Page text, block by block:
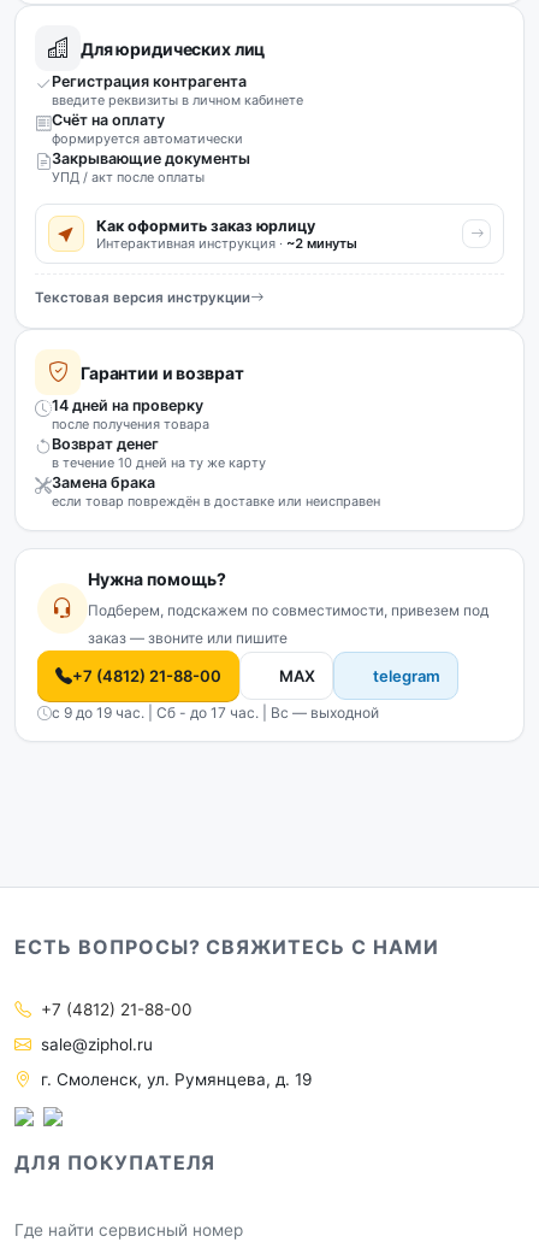
Для юридических лиц
Регистрация контрагента
введите реквизиты в личном кабинете
Счёт на оплату
формируется автоматически
Закрывающие документы
УПД / акт после оплаты
Как оформить заказ юрлицу
Интерактивная инструкция · ~2 минуты
Текстовая версия инструкции
Гарантии и возврат
14 дней на проверку
после получения товара
Возврат денег
в течение 10 дней на ту же карту
Замена брака
если товар повреждён в доставке или неисправен
Нужна помощь?
Подберем, подскажем по совместимости, привезем под
заказ — звоните или пишите
+7 (4812) 21-88-00 MAX telegram
с 9 до 19 час. | Сб - до 17 час. | Вс — выходной
ЕСТЬ ВОПРОСЫ? СВЯЖИТЕСЬ С НАМИ
+7 (4812) 21-88-00
sale@ziphol.ru
г. Смоленск, ул. Румянцева, д. 19
ДЛЯ ПОКУПАТЕЛЯ
Где найти сервисный номер